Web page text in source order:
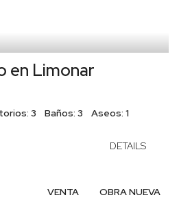
en Limonar
3 Baños: 3 Aseos: 1
DETAILS
OBRA NUEVA
VENTA